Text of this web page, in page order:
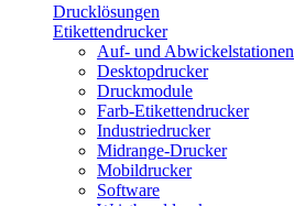
Drucklösungen
Etikettendrucker
Auf- und Abwickelstationen
Desktopdrucker
Druckmodule
Farb-Etikettendrucker
Industriedrucker
Midrange-Drucker
Mobildrucker
Software